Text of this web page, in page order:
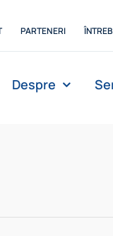
PARTENERI
Despre